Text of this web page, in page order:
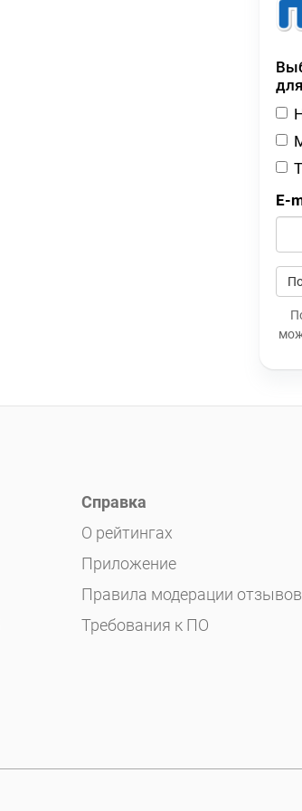
E-
Справка
О рейтингах
Приложение
Правила модерации отзывов
Требования к ПО